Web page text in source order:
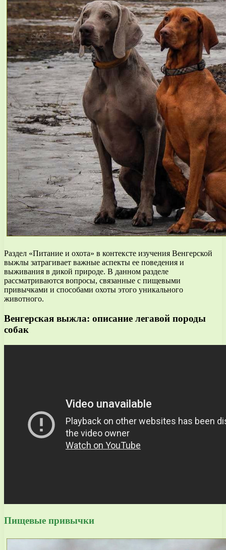
Раздел «Питание и охота» в контексте изучения Венгерской
выжлы затрагивает важные аспекты ее поведения и
выживания в дикой природе. В данном разделе
рассматриваются вопросы, связанные с пищевыми
привычками и способами охоты этого уникального
животного.
Венгерская выжла: описание легавой породы
собак
Пищевые привычки